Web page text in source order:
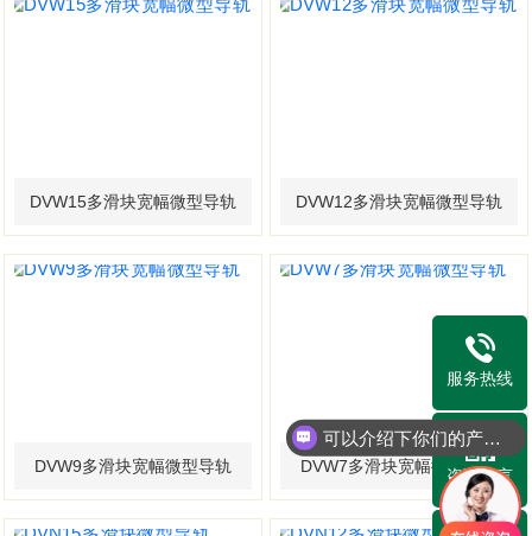
DVW15多滑块宽幅微型导轨 DVW12多滑块宽幅微型导轨
DVW9多滑块宽幅微型导轨 DVW7多滑块宽幅微型导轨
服务热线
咨询留言
可以介绍下你们的产品么？